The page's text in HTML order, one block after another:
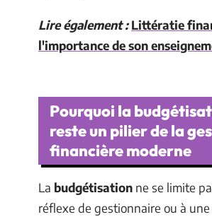
Lire également : Littératie
l'importance de son
Pourquoi la
reste un pilier de la
financière moderne
La budgétisation ne se limite
réflexe de gestionnaire ou à